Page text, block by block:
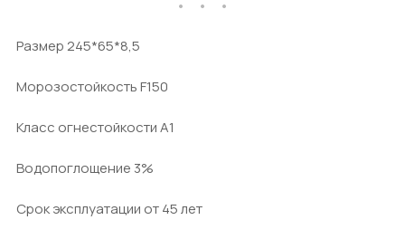
Размер 245*65*8,5
Морозостойкость F150
Класс огнестойкости А1
Водопоглощение 3%
Срок эксплуатации от 45 лет